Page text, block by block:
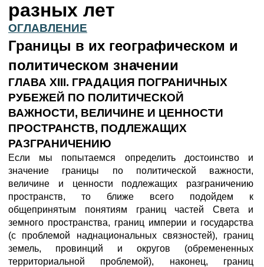
разных лет
ОГЛАВЛЕНИЕ
Границы в их географическом и
политическом значении
ГЛАВА XIII. ГРАДАЦИЯ ПОГРАНИЧНЫХ
РУБЕЖЕЙ ПО ПОЛИТИЧЕСКОЙ
ВАЖНОСТИ, ВЕЛИЧИНЕ И ЦЕННОСТИ
ПРОСТРАНСТВ, ПОДЛЕЖАЩИХ
РАЗГРАНИЧЕНИЮ
Если мы попытаемся определить достоинство и
значение границы по политической важности,
величине и ценности подлежащих разграничению
пространств, то ближе всего подойдем к
общепринятым понятиям границ частей Света и
земного пространства, границ империи и государства
(с проблемой наднациональных связностей), границ
земель, провинций и округов (обремененных
территориальной проблемой), наконец, границ